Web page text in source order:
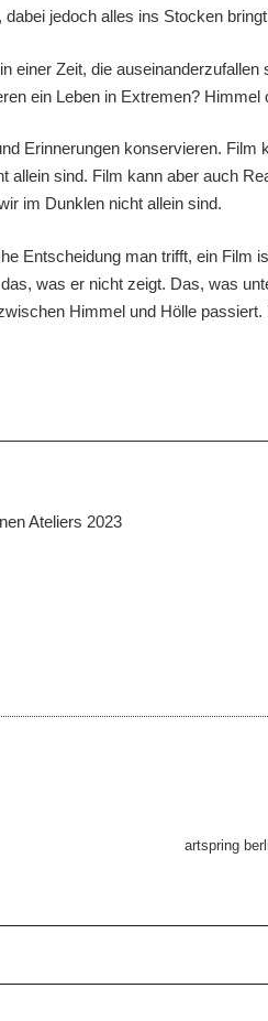
jedoch alles ins Stocken
einer Zeit, die
ein Leben in Extremen?
Erinnerungen konservieren.
allein sind. Film kann aber auch
im Dunklen nicht allein sind.
Entscheidung man trifft, ein Film
was er nicht zeigt. Das, was
Himmel und Hölle passiert.
Ateliers 2023
artspring